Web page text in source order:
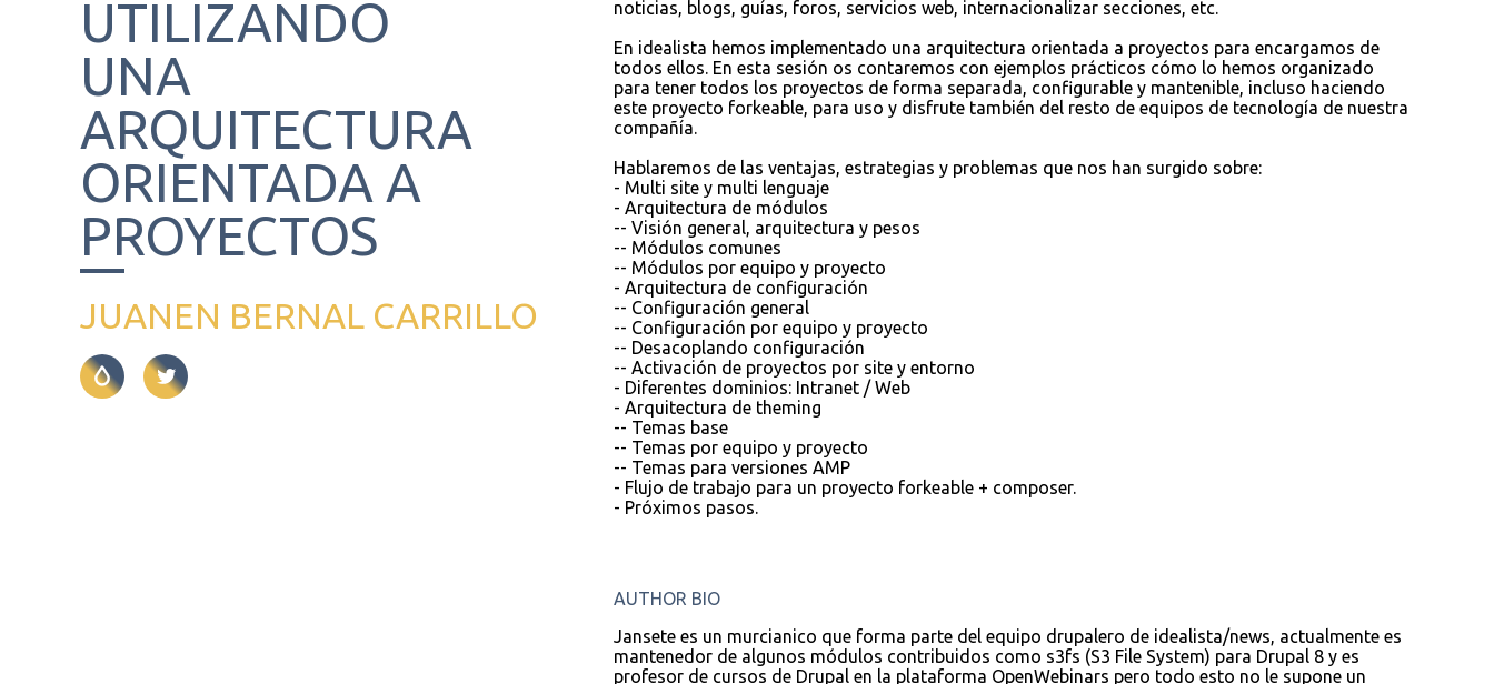
UTILIZANDO
UNA
ARQUITECTURA
ORIENTADA A
PROYECTOS
JUANEN BERNAL CARRILLO
noticias, blogs, guías, foros, servicios web, internacionalizar secciones, etc.
En idealista hemos implementado una arquitectura orientada a proyectos para encargamos de
todos ellos. En esta sesión os contaremos con ejemplos prácticos cómo lo hemos organizado
para tener todos los proyectos de forma separada, configurable y mantenible, incluso haciendo
este proyecto forkeable, para uso y disfrute también del resto de equipos de tecnología de nuestra
compañía.
Hablaremos de las ventajas, estrategias y problemas que nos han surgido sobre:
- Multi site y multi lenguaje
- Arquitectura de módulos
-- Visión general, arquitectura y pesos
-- Módulos comunes
-- Módulos por equipo y proyecto
- Arquitectura de configuración
-- Configuración general
-- Configuración por equipo y proyecto
-- Desacoplando configuración
-- Activación de proyectos por site y entorno
- Diferentes dominios: Intranet / Web
- Arquitectura de theming
-- Temas base
-- Temas por equipo y proyecto
-- Temas para versiones AMP
- Flujo de trabajo para un proyecto forkeable + composer.
- Próximos pasos.
AUTHOR BIO
Jansete es un murcianico que forma parte del equipo drupalero de idealista/news, actualmente es
mantenedor de algunos módulos contribuidos como s3fs (S3 File System) para Drupal 8 y es
profesor de cursos de Drupal en la plataforma OpenWebinars pero todo esto no le supone un